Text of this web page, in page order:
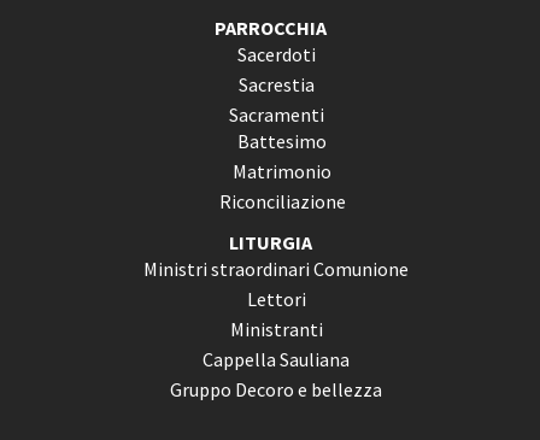
PARROCCHIA
Sacerdoti
Sacrestia
Sacramenti
Battesimo
Matrimonio
Riconciliazione
LITURGIA
Ministri straordinari Comunione
Lettori
Ministranti
Cappella Sauliana
Gruppo Decoro e bellezza